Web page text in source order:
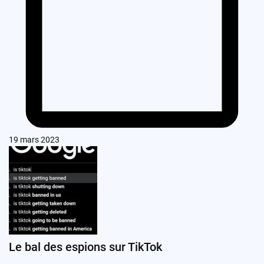
19 mars 2023
Le bal des espions sur TikTok